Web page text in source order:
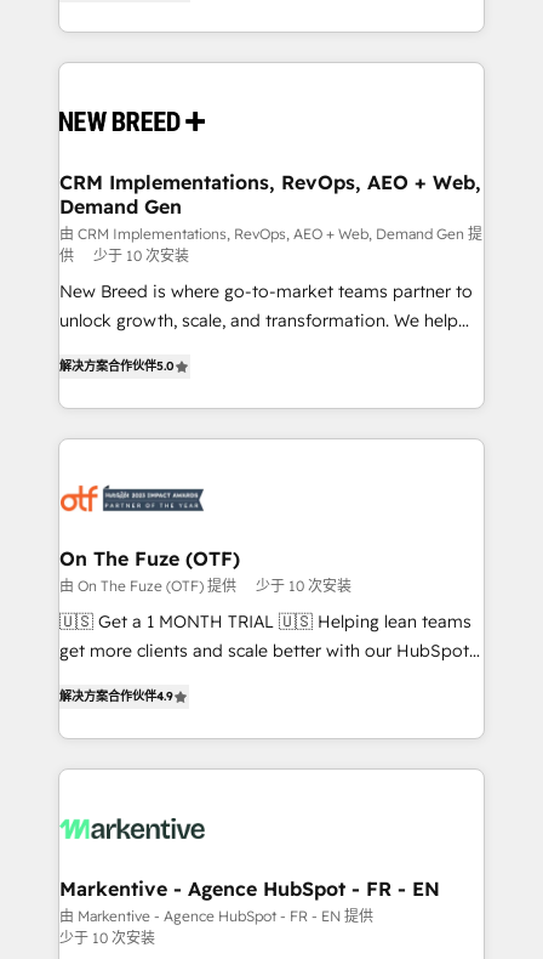
Software) and Point Success Media (Paid Media),
making this the official home for all three brands. 🔄
and system integrations powered by Globalia’s
trainers to drive platform adoption. 📈 Revenue
Generation - Full-funnel marketing and high-
performance advertising via Point Success Media. -
Expert deployment of Breeze AI and custom agents
to automate growth. 🏆 Elite Excellence - 8 platform
accreditations and deep HIPAA-compliance
CRM Implementations, RevOps, AEO + Web,
Demand Gen
由 CRM Implementations, RevOps, AEO + Web, Demand Gen 提
供
少于 10 次安装
New Breed is where go-to-market teams partner to
unlock growth, scale, and transformation. We help
customer platform and operationalize HubSpot’s
Loop Marketing framework through expert-led
services, smart agents, and purpose-built apps,
results, fast. ⚙️CRM & RevOps: Align all Hubs to your
🎯Demand Gen & ABM: Drive pipeline with inbound,
ABM, AEO, SEO, & paid media. 👩‍💻Web Design:
Build high-performing websites with UX, messaging,
& conversion strategy that drive results. 🤖AI
AI, & maximize AEO with tailored AI services. 🧩
Integrations: Extend HubSpot with custom
解决方案合作伙伴5.0
On The Fuze (OTF)
由 On The Fuze (OTF) 提供 少于 10 次安装
🇺🇸 Get a 1 MONTH TRIAL 🇺🇸 Helping lean teams
get more clients and scale better with our HubSpot
Work With 🚀 We help lean, growing companies: -
Win more business - Reduce no-shows - Improve
lead & deal conversion rates - Scale with less
What do you get? 🤓 Our client's are too busy to
Personal Consultant + Tech Team to handle the
heavy lifting of mapping out AND building your ideal
system. + Get best practices and 'don't know what
解决方案合作伙伴4.9
Markentive - Agence HubSpot - FR - EN
由 Markentive - Agence HubSpot - FR - EN 提供
少于 10 次安装